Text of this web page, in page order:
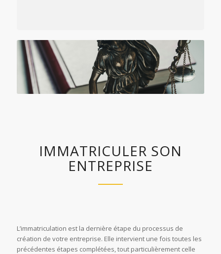
IMMATRICULER SON
ENTREPRISE
L’immatriculation est la dernière étape du processus de
création de votre entreprise. Elle intervient une fois toutes les
précédentes étapes complétées, tout particulièrement celle